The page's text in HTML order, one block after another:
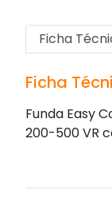
Ficha
Ficha
Funda Easy
200-500 VR